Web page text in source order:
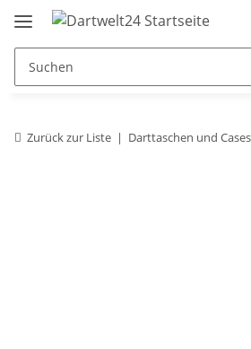
Zurück zur Liste Darttaschen und Cases